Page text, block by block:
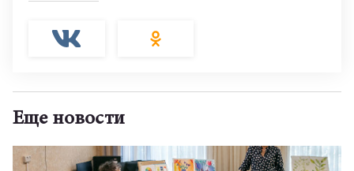
Еще новости